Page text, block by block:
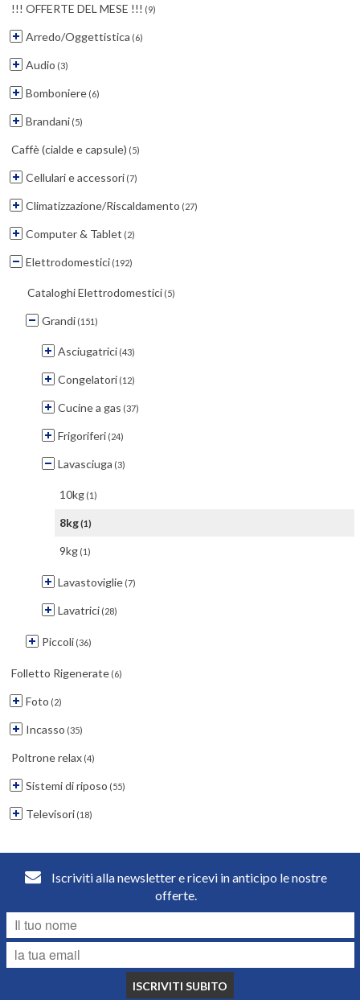
!!! OFFERTE DEL MESE !!! (9)
Arredo/Oggettistica (6)
Audio (3)
Bomboniere(6)
Brandani(5)
Caffè (cialde e capsule) (5)
Cellulari e accessori(7)
Climatizzazione/Riscaldamento (27)
Computer & Tablet (2)
Elettrodomestici(192)
Cataloghi Elettrodomestici(5)
Grandi(151)
Asciugatrici(43)
Congelatori(12)
Cucine a gas (37)
Frigoriferi(24)
Lavasciuga (3)
10kg(1)
8kg(1)
9kg(1)
Lavastoviglie(7)
Lavatrici(28)
Piccoli(36)
Folletto Rigenerate(6)
Foto (2)
Incasso (35)
Poltrone relax(4)
Sistemi di riposo (55)
Televisori(18)
Iscriviti alla newsletter e ricevi in anticipo le nostre
offerte.
ISCRIVITI SUBITO